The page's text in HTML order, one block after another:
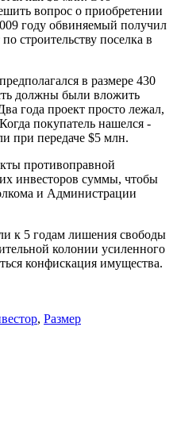
вопрос о приобретении
году обвиняемый получил
строительству поселка в
в размере 430
должны были вложить
года проект просто лежал,
покупатель нашелся -
при передаче $5 млн.
противоправной
инвесторов суммы, чтобы
и Администрации
к 5 годам лишения свободы
колонии усиленного
конфискация имущества.
, Размер